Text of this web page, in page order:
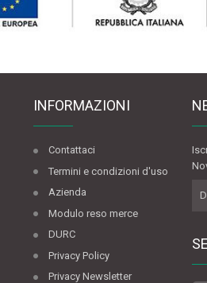
INFORMAZIONI
Contattaci
Termini e condizioni d'uso
Azienda
Modulo reso merce
DURC
Privacy Policy
Privacy Newsletter